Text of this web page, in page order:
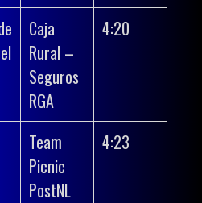
Caja
Rural –
Seguros
RGA
4:20
Team
Picnic
PostNL
4:23